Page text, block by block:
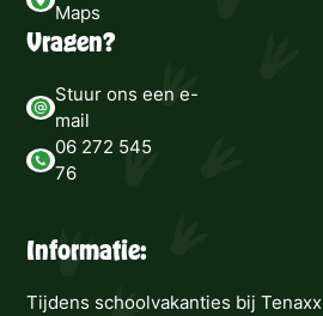
Maps
Vragen?
Stuur ons een e-
mail
06 272 545
76
Informatie:
Tijdens schoolvakanties bij Tenaxx